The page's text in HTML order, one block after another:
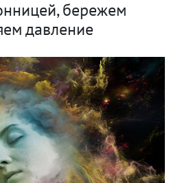
бережем
давление